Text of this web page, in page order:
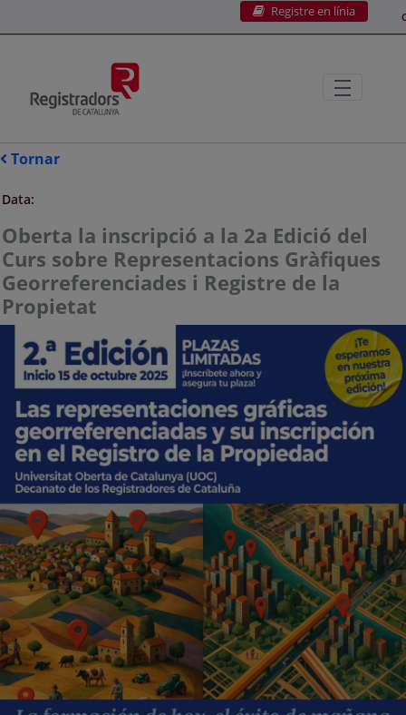
Registre en línia
Tornar
Data:
Oberta la inscripció a la 2a Edició del
Curs sobre Representacions Gràfiques
Georreferenciades i Registre de la
Propietat